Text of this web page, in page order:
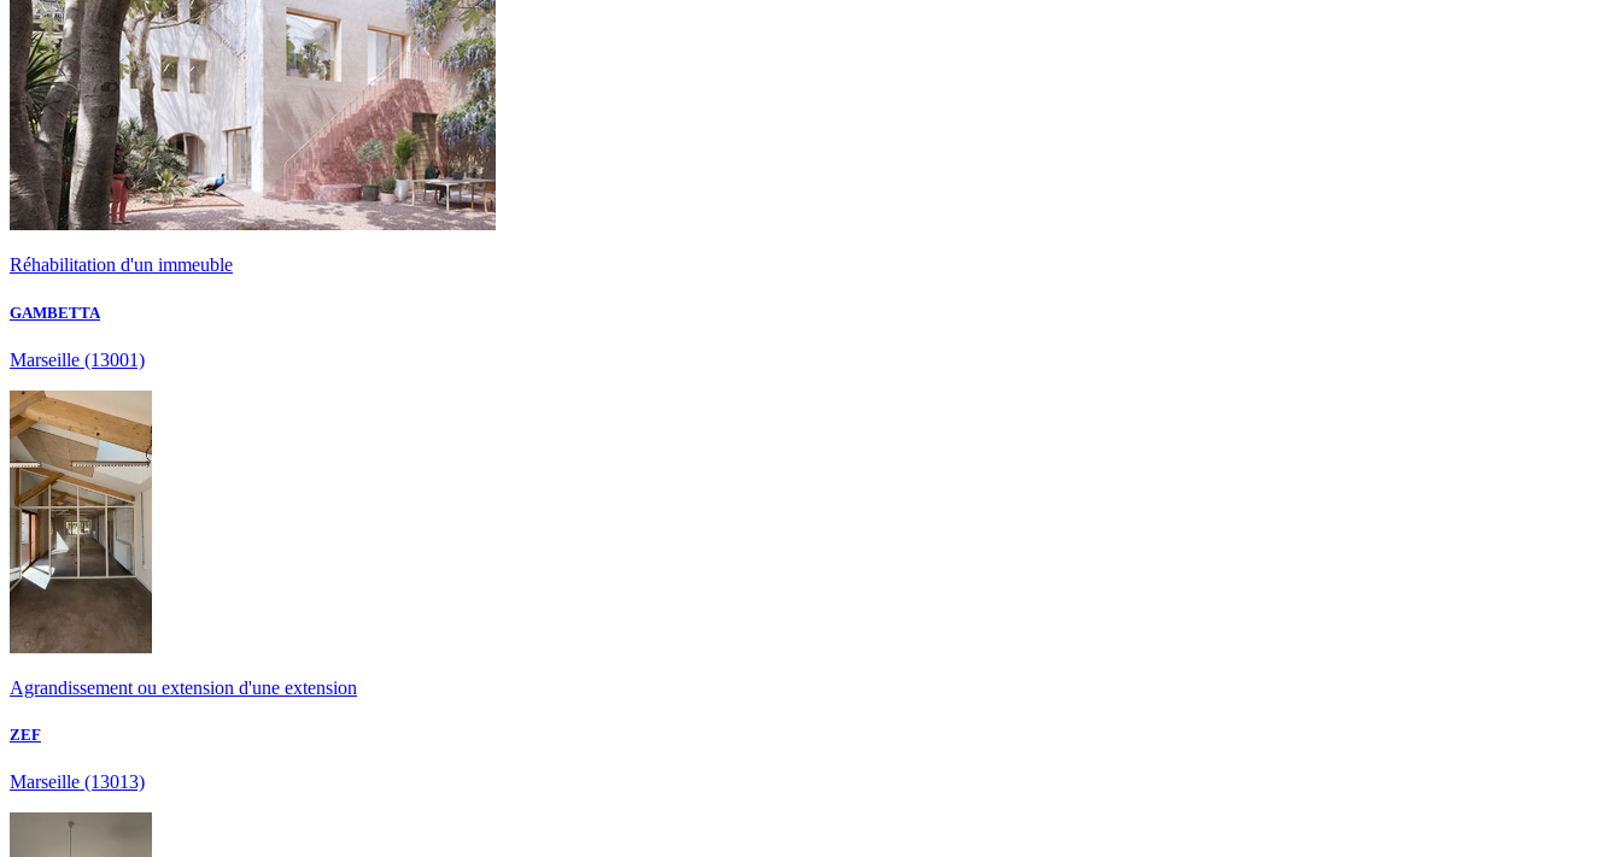
Réhabilitation d'un immeuble
GAMBETTA
Marseille (13001)
Agrandissement ou extension d'une extension
ZEF
Marseille (13013)